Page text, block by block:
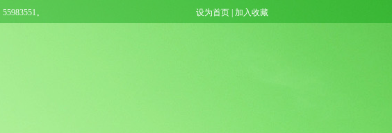
。 设为首页 加入收藏